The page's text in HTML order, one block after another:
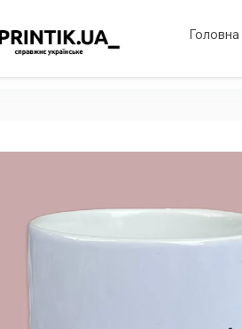
Головна